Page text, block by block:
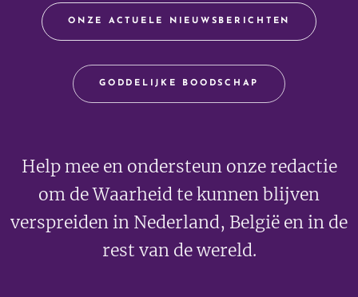
ONZE ACTUELE NIEUWSBERICHTEN
GODDELIJKE BOODSCHAP
Help mee en ondersteun onze redactie
om de Waarheid te kunnen blijven
verspreiden in Nederland, België en in de
rest van de wereld.